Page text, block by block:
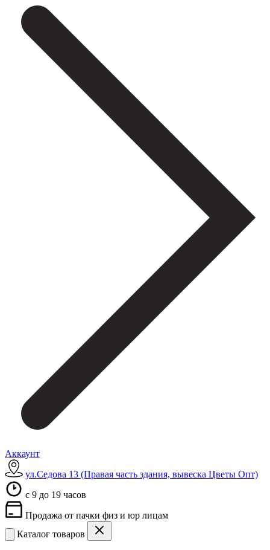
Аккаунт
ул.Седова 13 (Правая часть здания, вывеска Цветы Опт)
c 9 до 19 часов
Продажа от пачки физ и юр лицам
Каталог товаров